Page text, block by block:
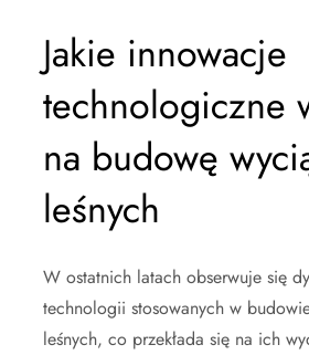
Jakie innowacje
technologiczne
na budowę
leśnych
W ostatnich latach obserwuje się
technologii stosowanych w
leśnych, co przekłada się na ich